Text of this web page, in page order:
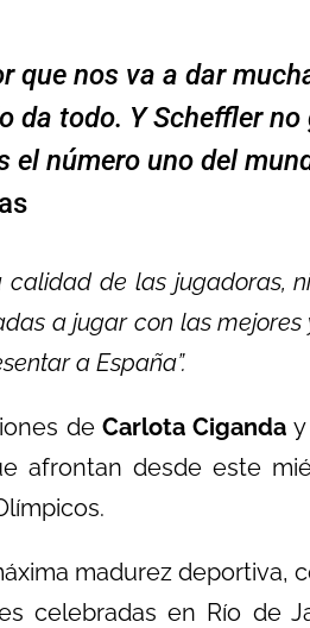
que nos va a dar
da todo. Y Scheffler
número uno del
calidad de las jugadoras,
a jugar con las
a España”.
deCarlota Ciganda
afrontan desde este
madurez deportiva,
celebradas en Río de